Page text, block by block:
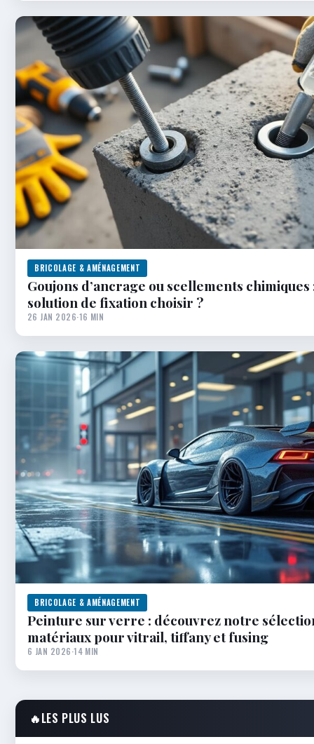
BRICOLAGE & AMÉNAGEMENT
Goujons d’ancrage ou scellements
solution de fixation choisir ?
26 JAN 2026·16 MIN
BRICOLAGE & AMÉNAGEMENT
Peinture sur verre : découvrez notre
matériaux pour vitrail, tiffany et fusing
6 JAN 2026·14 MIN
🔥LES PLUS LUS